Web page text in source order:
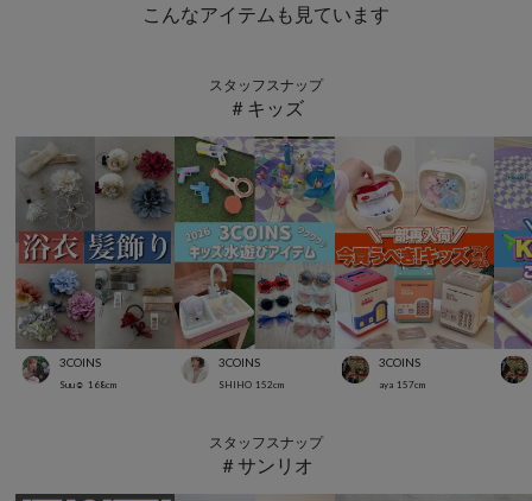
こんなアイテムも見ています
スタッフスナップ
＃キッズ
3COINS
Suu☺︎ 168cm
3COINS
SHIHO 152cm
3COINS
aya 157cm
スタッフスナップ
＃サンリオ